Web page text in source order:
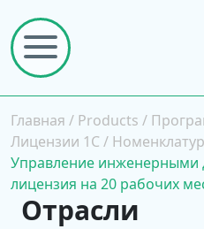
Главная / Products /
Лицензии 1С /
Управление инженерными
лицензия на 20 рабочих
Отрасли